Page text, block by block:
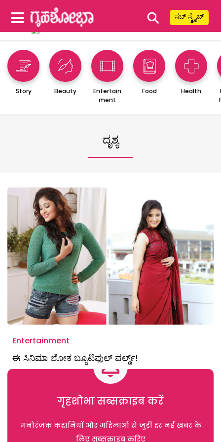
⚲ ಸಬ್ ಸ್ಕ್ರೈಬ್
Story Beauty
Entertain
ment
Food Health
ದೃಶ್ಯ
Entertainment
ಈ ಸಿನಿಮಾ ಲೋಕ ಬ್ಯೂಟಿಫುಲ್ ವರ್ಲ್ಡ್!
गृहशोभा सब्सक्राइब करें
मनोरंजक कहानियों और महिलाओं से जुड़ी हर नई खबर के
लिए सब्सक्राइब करिए